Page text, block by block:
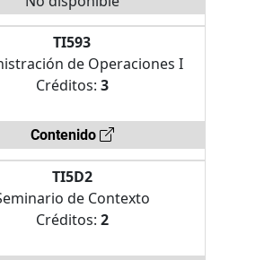
TI593
de Operaciones I
Créditos: 3
Contenido
TI5D2
de Contexto
Créditos: 2